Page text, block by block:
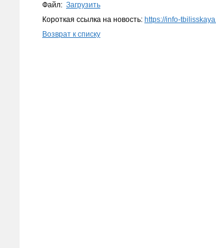
Файл: Загрузить
Короткая ссылка на новость: https://info-
Возврат к списку